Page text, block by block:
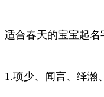
适合春天的宝宝起名
1.项少、闻言、绎瀚